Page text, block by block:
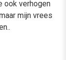
ook verhogen
mijn vrees